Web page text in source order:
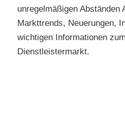
unregelmäßigen Abständen
Markttrends, Neuerungen,
wichtigen Informationen
Dienstleistermarkt.